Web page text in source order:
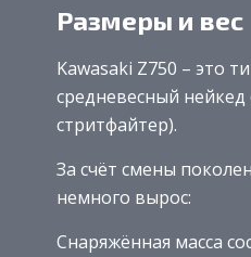
Размеры и вес
Kawasaki Z750 – это
средневесный
стритфайтер).
За счёт смены
немного вырос:
Снаряжённая масса